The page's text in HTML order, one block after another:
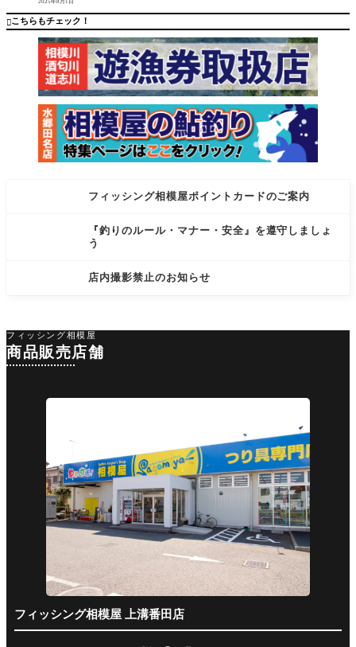
こちらもチェック！
フィッシング相模屋ポイントカードのご案内
『釣りのルール・マナー・安全』を遵守しましょ
う
店内撮影禁止のお知らせ
た。 水郷
田名店
です。普
段使い
フィッシング相模屋
商品販売店舗
フィッシング相模屋 上溝番田店